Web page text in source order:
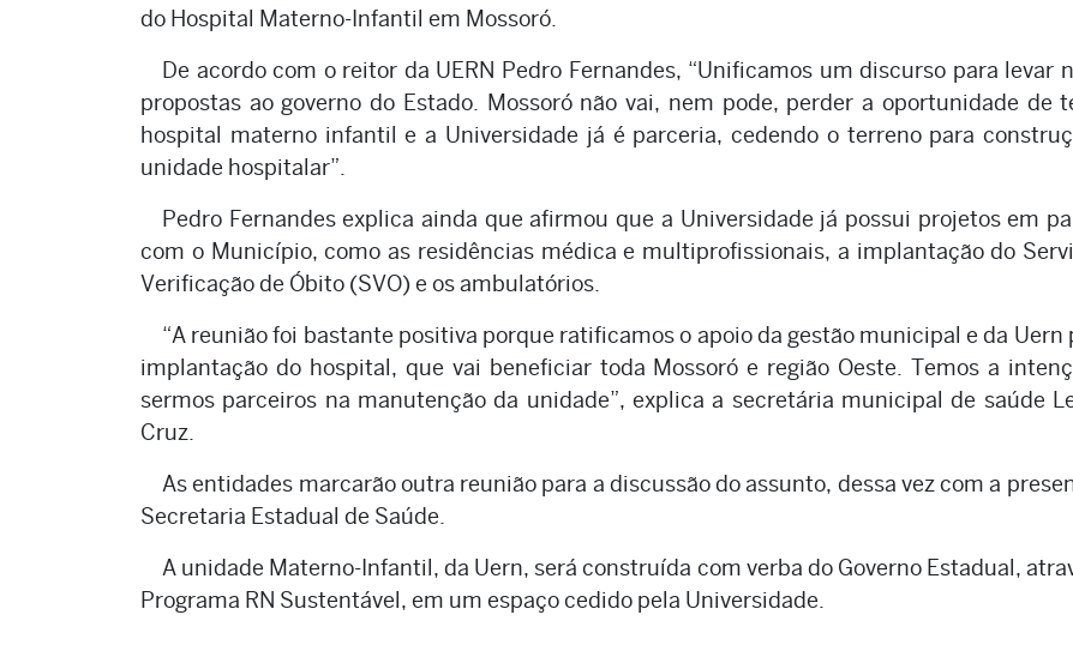
do Hospital Materno-Infantil em Mossoró.
De acordo com o reitor da UERN Pedro Fernandes, “Unificamos um discurso para levar
propostas ao governo do Estado. Mossoró não vai, nem pode, perder a oportunidade de
hospital materno infantil e a Universidade já é parceria, cedendo o terreno para
unidade hospitalar”.
Pedro Fernandes explica ainda que afirmou que a Universidade já possui projetos em
com o Município, como as residências médica e multiprofissionais, a implantação do
Verificação de Óbito (SVO) e os ambulatórios.
“A reunião foi bastante positiva porque ratificamos o apoio da gestão municipal e da Uern
implantação do hospital, que vai beneficiar toda Mossoró e região Oeste. Temos a
sermos parceiros na manutenção da unidade”, explica a secretária municipal de saúde
Cruz.
As entidades marcarão outra reunião para a discussão do assunto, dessa vez com a
Secretaria Estadual de Saúde.
A unidade Materno-Infantil, da Uern, será construída com verba do Governo Estadual,
Programa RN Sustentável, em um espaço cedido pela Universidade.